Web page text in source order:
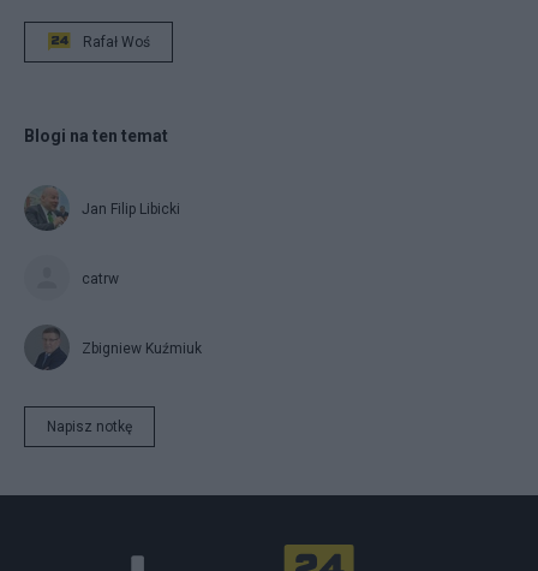
Rafał Woś
Blogi na ten temat
Jan Filip Libicki
catrw
Zbigniew Kuźmiuk
Napisz notkę